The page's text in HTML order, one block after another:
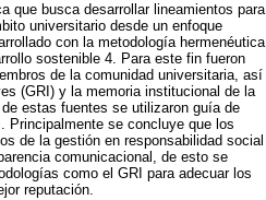
que busca desarrollar lineamientos para
universitario desde un enfoque
con la metodología hermenéutica
sostenible 4. Para este fin fueron
de la comunidad universitaria, así
(GRI) y la memoria institucional de la
estas fuentes se utilizaron guía de
se concluye que los
de la gestión en responsabilidad social
comunicacional, de esto se
como el GRI para adecuar los
reputación.